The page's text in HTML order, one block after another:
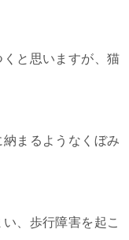
と思いますが、猫
まるようなくぼみ
、歩行障害を起こ